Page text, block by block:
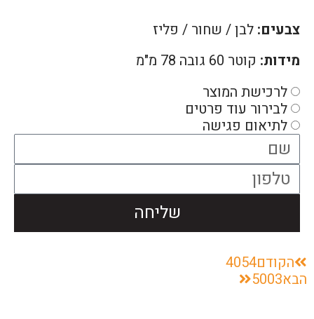
צבעים: לבן / שחור / פליז
מידות: קוטר 60 גובה 78 מ"מ
לרכישת המוצר
לבירור עוד פרטים
לתיאום פגישה
שליחה
הקודם4054
הבא5003